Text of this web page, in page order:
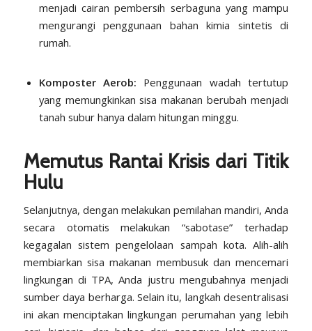
menjadi cairan pembersih serbaguna yang mampu
mengurangi penggunaan bahan kimia sintetis di
rumah.
Komposter Aerob: Penggunaan wadah tertutup
yang memungkinkan sisa makanan berubah menjadi
tanah subur hanya dalam hitungan minggu.
Memutus Rantai Krisis dari Titik
Hulu
Selanjutnya, dengan melakukan pemilahan mandiri, Anda
secara otomatis melakukan “sabotase” terhadap
kegagalan sistem pengelolaan sampah kota. Alih-alih
membiarkan sisa makanan membusuk dan mencemari
lingkungan di TPA, Anda justru mengubahnya menjadi
sumber daya berharga. Selain itu, langkah desentralisasi
ini akan menciptakan lingkungan perumahan yang lebih